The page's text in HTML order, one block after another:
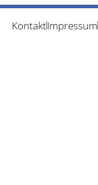
KontaktImpressum